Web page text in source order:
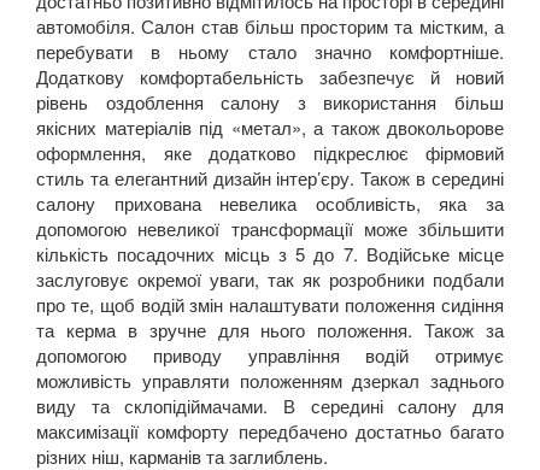
автомобіля. Салон став більш просторим та містким, а
перебувати в ньому стало значно комфортніше.
Додаткову комфортабельність забезпечує й новий
рівень оздоблення салону з використання більш
якісних матеріалів під «метал», а також двокольорове
оформлення, яке додатково підкреслює фірмовий
стиль та елегантний дизайн інтер’єру. Також в середині
салону прихована невелика особливість, яка за
допомогою невеликої трансформації може збільшити
кількість посадочних місць з 5 до 7. Водійське місце
заслуговує окремої уваги, так як розробники подбали
про те, щоб водій змін налаштувати положення сидіння
та керма в зручне для нього положення. Також за
допомогою приводу управління водій отримує
можливість управляти положенням дзеркал заднього
виду та склопідіймачами. В середині салону для
максимізації комфорту передбачено достатньо багато
різних ніш, карманів та заглиблень.